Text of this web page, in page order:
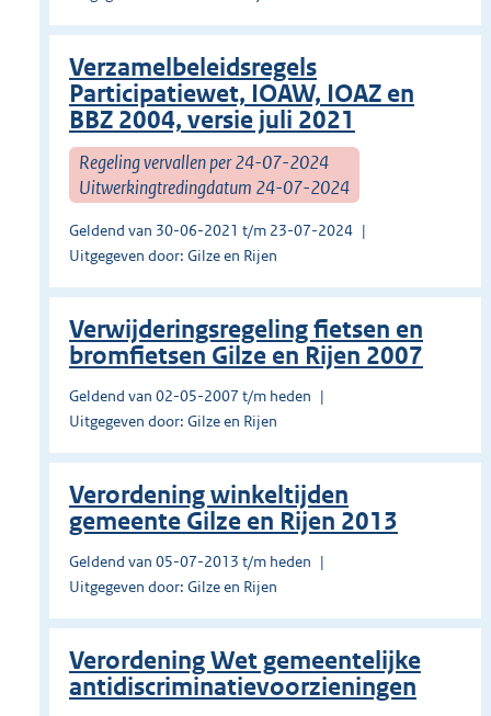
Verzamelbeleidsregels
Participatiewet, IOAW, IOAZ en
BBZ 2004, versie juli 2021
Regeling vervallen per 24-07-2024
Uitwerkingtredingdatum 24-07-2024
Geldend van 30-06-2021 t/m 23-07-2024
Uitgegeven door: Gilze en Rijen
Verwijderingsregeling fietsen en
bromfietsen Gilze en Rijen 2007
Geldend van 02-05-2007 t/m heden
Uitgegeven door: Gilze en Rijen
Verordening winkeltijden
gemeente Gilze en Rijen 2013
Geldend van 05-07-2013 t/m heden
Uitgegeven door: Gilze en Rijen
Verordening Wet gemeentelijke
antidiscriminatievoorzieningen